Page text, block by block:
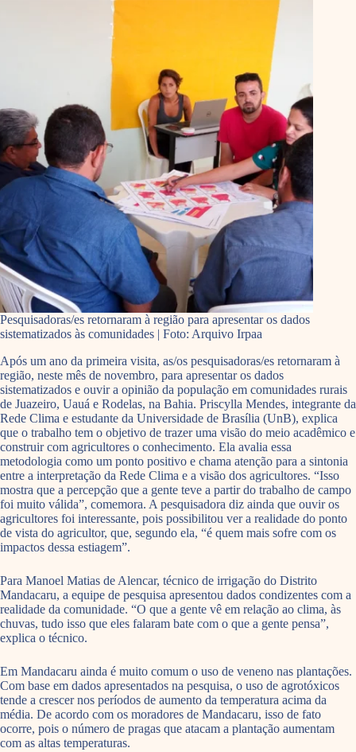
Pesquisadoras/es retornaram à região para apresentar os dados
sistematizados às comunidades | Foto: Arquivo Irpaa
Após um ano da primeira visita, as/os pesquisadoras/es retornaram à
região, neste mês de novembro, para apresentar os dados
sistematizados e ouvir a opinião da população em comunidades rurais
de Juazeiro, Uauá e Rodelas, na Bahia. Priscylla Mendes, integrante da
Rede Clima e estudante da Universidade de Brasília (UnB), explica
que o trabalho tem o objetivo de trazer uma visão do meio acadêmico e
construir com agricultores o conhecimento. Ela avalia essa
metodologia como um ponto positivo e chama atenção para a sintonia
entre a interpretação da Rede Clima e a visão dos agricultores. “Isso
mostra que a percepção que a gente teve a partir do trabalho de campo
foi muito válida”, comemora. A pesquisadora diz ainda que ouvir os
agricultores foi interessante, pois possibilitou ver a realidade do ponto
de vista do agricultor, que, segundo ela, “é quem mais sofre com os
impactos dessa estiagem”.
Para Manoel Matias de Alencar, técnico de irrigação do Distrito
Mandacaru, a equipe de pesquisa apresentou dados condizentes com a
realidade da comunidade. “O que a gente vê em relação ao clima, às
chuvas, tudo isso que eles falaram bate com o que a gente pensa”,
explica o técnico.
Em Mandacaru ainda é muito comum o uso de veneno nas plantações.
Com base em dados apresentados na pesquisa, o uso de agrotóxicos
tende a crescer nos períodos de aumento da temperatura acima da
média. De acordo com os moradores de Mandacaru, isso de fato
ocorre, pois o número de pragas que atacam a plantação aumentam
com as altas temperaturas.